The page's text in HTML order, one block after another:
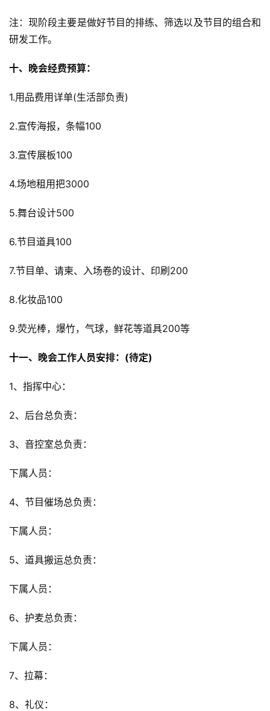
注：现阶段主要是做好节目的排练、筛选以及节目的组合和
研发工作。
十、晚会经费预算：
1.用品费用详单(生活部负责)
2.宣传海报，条幅100
3.宣传展板100
4.场地租用把3000
5.舞台设计500
6.节目道具100
7.节目单、请柬、入场卷的设计、印刷200
8.化妆品100
9.荧光棒，爆竹，气球，鲜花等道具200等
十一、晚会工作人员安排：(待定)
1、指挥中心：
2、后台总负责：
3、音控室总负责：
下属人员：
4、节目催场总负责：
下属人员：
5、道具搬运总负责：
下属人员：
6、护麦总负责：
下属人员：
7、拉幕：
8、礼仪：